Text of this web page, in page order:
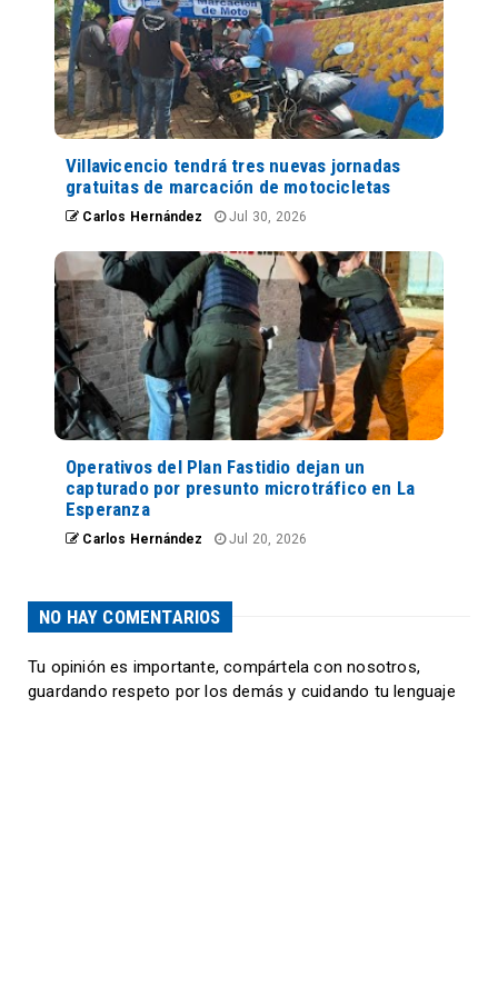
Villavicencio tendrá tres nuevas jornadas
gratuitas de marcación de motocicletas
Carlos Hernández Jul 30, 2026
Operativos del Plan Fastidio dejan un
capturado por presunto microtráfico en La
Esperanza
Carlos Hernández Jul 20, 2026
NO HAY COMENTARIOS
Tu opinión es importante, compártela con nosotros,
guardando respeto por los demás y cuidando tu lenguaje